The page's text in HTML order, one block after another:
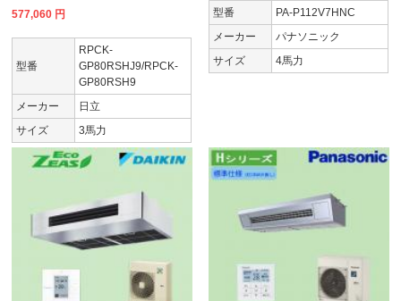
577,060 円
型番
RPCK-
GP80RSHJ9/RPCK-
GP80RSH9
メーカー
日立
サイズ
3馬力
型番
PA-P112V7HNC
メーカー
パナソニック
サイズ
4馬力